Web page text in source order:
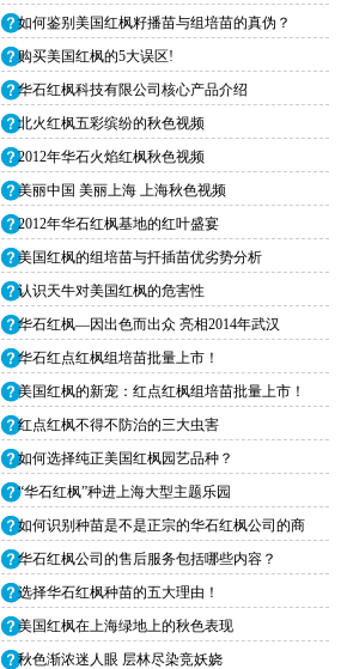
如何鉴别美国红枫籽播苗与组培苗的真伪？
购买美国红枫的5大误区!
华石红枫科技有限公司核心产品介绍
北火红枫五彩缤纷的秋色视频
2012年华石火焰红枫秋色视频
美丽中国 美丽上海 上海秋色视频
2012年华石红枫基地的红叶盛宴
美国红枫的组培苗与扦插苗优劣势分析
认识天牛对美国红枫的危害性
华石红枫—因出色而出众 亮相2014年武汉
华石红点红枫组培苗批量上市！
美国红枫的新宠：红点红枫组培苗批量上市！
红点红枫不得不防治的三大虫害
如何选择纯正美国红枫园艺品种？
“华石红枫”种进上海大型主题乐园
如何识别种苗是不是正宗的华石红枫公司的商
品？
华石红枫公司的售后服务包括哪些内容？
选择华石红枫种苗的五大理由！
美国红枫在上海绿地上的秋色表现
秋色渐浓迷人眼 层林尽染竞妖娆